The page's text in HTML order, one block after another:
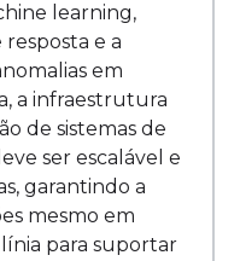
learning,
e a
em
a infraestrutura
de sistemas de
ser escalável e
garantindo a
mesmo em
para suportar